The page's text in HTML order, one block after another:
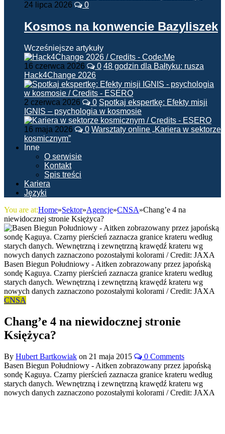
24 lipca 2026 0
Kosmos na konwencie Bazyliszek
Wcześniejsze artykuły
16 czerwca 2026 0 48 godzin dla Bałtyku: rusza
Hack4Change 2026
2 czerwca 2026 0 Spotkaj ekspertkę: Efekty misji
IGNIS – psychologia w kosmosie
16 maja 2026 0 Warsztaty online „Kariera w sektorze
kosmicznym”
Inne
O serwisie
Kontakt
Spis treści
Kariera
Języki
You are at:Home»Sektor»Agencje»CNSA»Chang’e 4 na
niewidocznej stronie Księżyca?
Basen Biegun Południowy - Aitken zobrazowany przez japońską
sondę Kaguya. Czarny pierścień zaznacza granice krateru według
starych danych. Wewnętrzną i zewnętrzną krawędź krateru wg
nowych danych zaznaczono pozostałymi kolorami / Credit: JAXA
CNSA
Chang’e 4 na niewidocznej stronie
Księżyca?
By Hubert Bartkowiak on 21 maja 2015
0 Comments
Basen Biegun Południowy - Aitken zobrazowany przez japońską
sondę Kaguya. Czarny pierścień zaznacza granice krateru według
starych danych. Wewnętrzną i zewnętrzną krawędź krateru wg
nowych danych zaznaczono pozostałymi kolorami / Credit: JAXA